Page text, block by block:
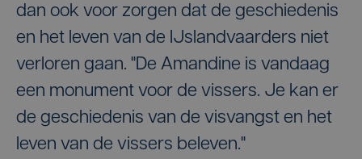
dan ook voor zorgen dat de geschiedenis
en het leven van de IJslandvaarders niet
verloren gaan. "De Amandine is vandaag
een monument voor de vissers. Je kan er
de geschiedenis van de visvangst en het
leven van de vissers beleven."